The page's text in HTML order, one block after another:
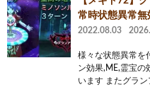
常時状態異常無
2022.08.03
様々な状態異常を
ン効果,ME,霊宝の
います またグラ